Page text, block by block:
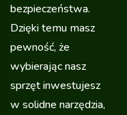
bezpieczeństwa.
Dzięki temu masz
pewność, że
wybierając nasz
sprzęt inwestujesz
w solidne narzędzia,